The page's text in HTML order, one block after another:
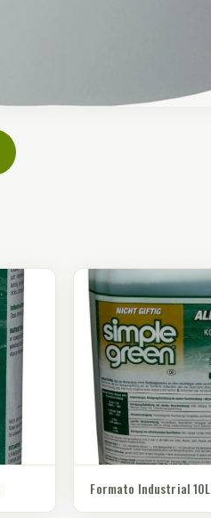
Formato Industrial 10L